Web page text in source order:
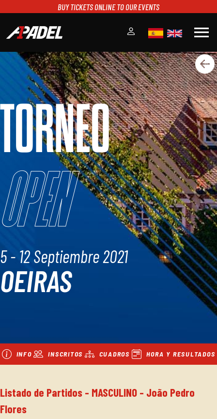
BUY TICKETS ONLINE TO OUR EVENTS
menu
A1PADEL
RANKING
CALENDARIO
TORNEOS
NOTICIAS
MULTIMEDIA
SCOREBOARD
STREAMING
TORNEO
Open
5 - 12 Septiembre 2021
OEIRAS
INFO INSCRITOS CUADROS HORA Y RESULTADOS
Listado de Partidos - MASCULINO - João Pedro
Flores